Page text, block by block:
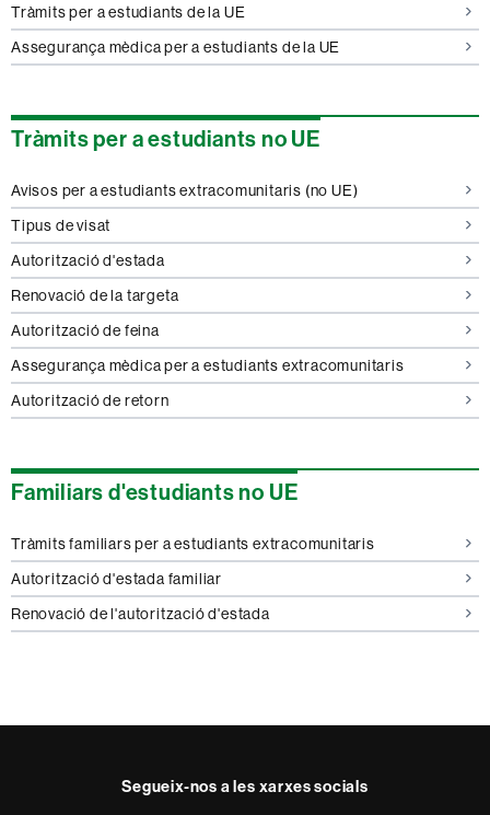
Tràmits per a estudiants de la UE
Assegurança mèdica per a estudiants de la UE
Tràmits per a estudiants no UE
Avisos per a estudiants extracomunitaris (no UE)
Tipus de visat
Autorització d'estada
Renovació de la targeta
Autorització de feina
Assegurança mèdica per a estudiants extracomunitaris
Autorització de retorn
Familiars d'estudiants no UE
Tràmits familiars per a estudiants extracomunitaris
Autorització d'estada familiar
Renovació de l'autorització d'estada
Segueix-nos a les xarxes socials